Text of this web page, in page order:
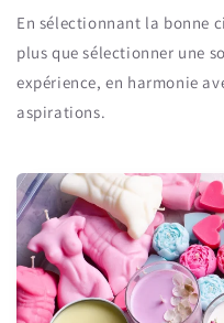
En sélectionnant la bonne
plus que sélectionner une
expérience, en harmonie
aspirations.